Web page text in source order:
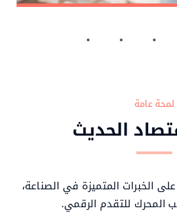
لمحة عامة
الحديث
الخبرات المتميزة في الصناعة،
للتقدم الرقمي.